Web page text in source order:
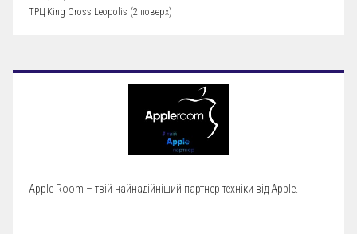
ТРЦ King Cross Leopolis (2 поверх)
Apple Room – твій найнадійніший партнер техніки від Apple.